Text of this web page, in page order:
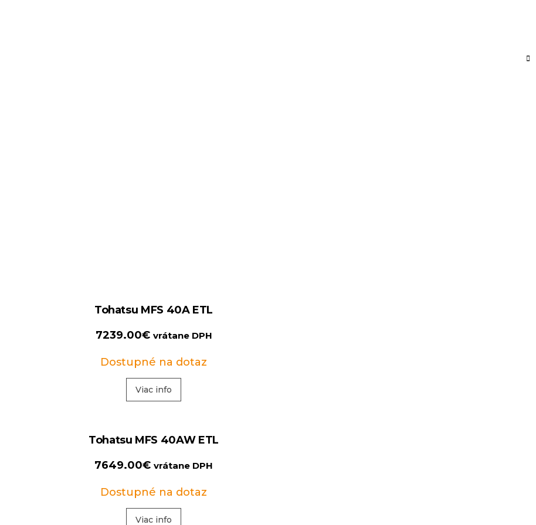
Tohatsu MFS 40A ETL
7239.00€ vrátane DPH
Dostupné na dotaz
Viac info
Tohatsu MFS 40AW ETL
7649.00€ vrátane DPH
Dostupné na dotaz
Viac info